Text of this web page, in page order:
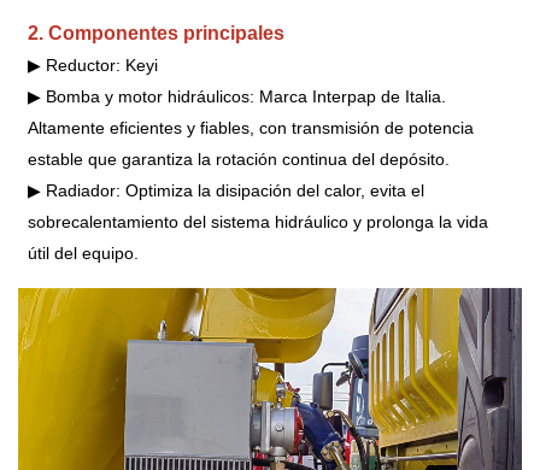
2.Componentes principales
▶ Reductor: Keyi
▶ Bomba y motor hidráulicos: Marca Interpap de Italia.
Altamente eficientes y fiables, con transmisión de potencia
estable que garantiza la rotación continua del depósito.
▶ Radiador: Optimiza la disipación del calor, evita el
sobrecalentamiento del sistema hidráulico y prolonga la vida
útil del equipo.